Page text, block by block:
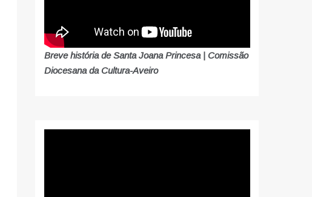
Breve história de Santa Joana Princesa | Comissão
Diocesana da Cultura-Aveiro